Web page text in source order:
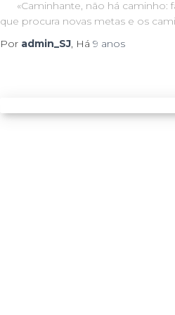
«Caminhante, não há caminho:
que procura novas metas e os
Por admin_SJ, Há 9 anos